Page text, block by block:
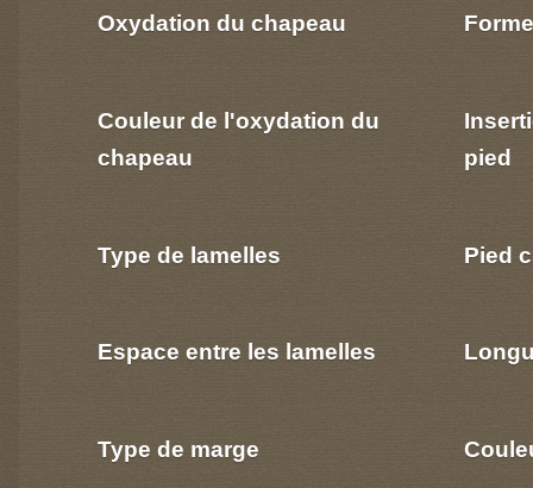
Oxydation du chapeau
Couleur de l'oxydation du
chapeau
Type de lamelles
Espace entre les lamelles
Type de marge
pied
Pied